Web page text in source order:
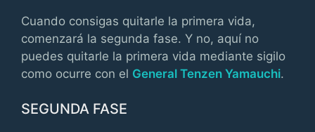
Cuando consigas quitarle la primera vida,
comenzará la segunda fase. Y no, aquí no
puedes quitarle la primera vida mediante sigilo
como ocurre con el General Tenzen Yamauchi.
SEGUNDA FASE